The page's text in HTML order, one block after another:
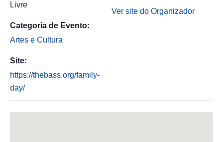
Livre
Categoria de Evento:
Artes e Cultura
Site:
https://thebass.org/family-
day/
Ver site do Organizador